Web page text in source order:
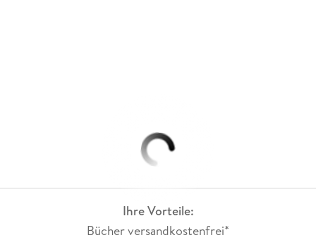
Ihre Vorteile:
Bücher versandkostenfrei*